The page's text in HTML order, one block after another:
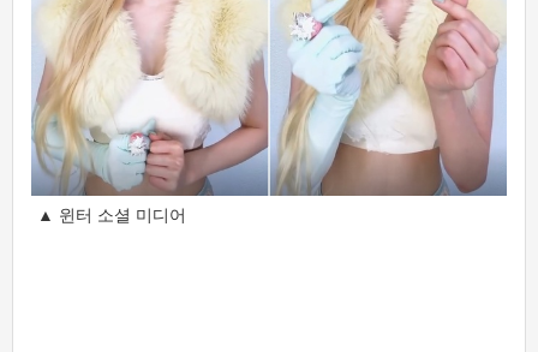
▲ 윈터 소셜 미디어